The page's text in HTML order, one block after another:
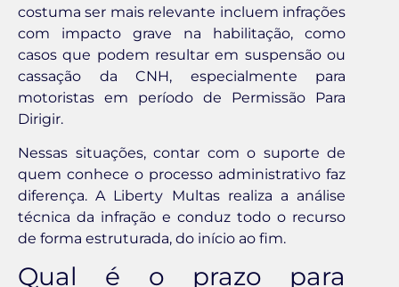
costuma ser mais relevante incluem infrações
com impacto grave na habilitação, como
casos que podem resultar em suspensão ou
cassação da CNH, especialmente para
motoristas em período de Permissão Para
Dirigir.
Nessas situações, contar com o suporte de
quem conhece o processo administrativo faz
diferença. A Liberty Multas realiza a análise
técnica da infração e conduz todo o recurso
de forma estruturada, do início ao fim.
Qual é o prazo para